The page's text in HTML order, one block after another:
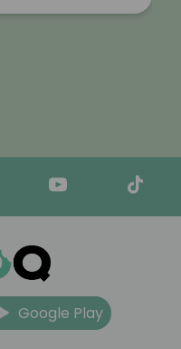
Google Play